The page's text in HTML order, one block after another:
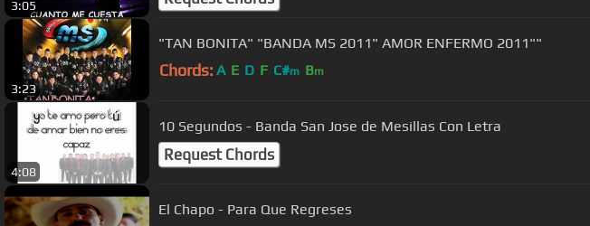
3:05
3:23
"TAN BONITA" "BANDA MS 2011" AMOR ENFERMO 2011""
Chords: A E D F C#m Bm
4:08
10 Segundos - Banda San Jose de Mesillas Con Letra
Request Chords
El Chapo - Para Que Regreses